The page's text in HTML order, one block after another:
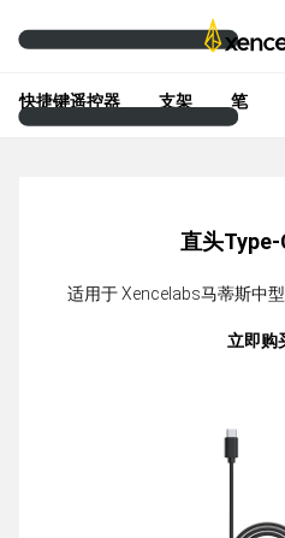
快捷键遥控器 支架 笔
直头Type-
适用于 Xencelabs马蒂斯中
立即购